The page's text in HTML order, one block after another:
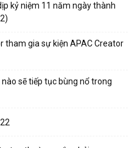
kỷ niệm 11 năm ngày thành
tham gia sự kiện APAC Creator
sẽ tiếp tục bùng nổ trong